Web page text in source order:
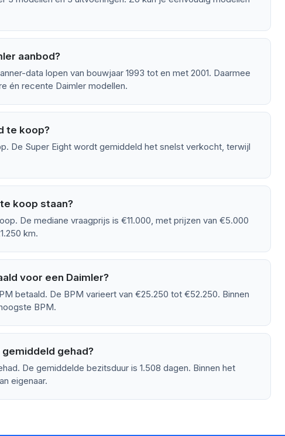
aanbod?
data lopen van bouwjaar 1993 tot en met 2001. Daarmee
én recente Daimler modellen.
te koop?
De Super Eight wordt gemiddeld het snelst verkocht, terwijl
koop staan?
De mediane vraagprijs is €11.000, met prijzen van €5.000
km.
voor een Daimler?
betaald. De BPM varieert van €25.250 tot €52.250. Binnen
BPM.
gehad?
De gemiddelde bezitsduur is 1.508 dagen. Binnen het
eigenaar.